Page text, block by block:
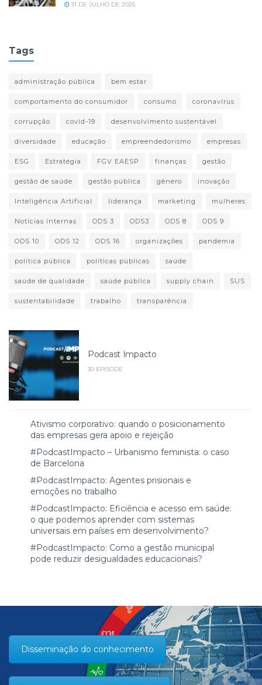
31 DE JULHO DE 2025
Tags
administração pública bem estar
comportamento do consumidor consumo coronavírus
corrupção covid-19 desenvolvimento sustentável
diversidade educação empreendedorismo empresas
ESG Estratégia FGV EAESP finanças gestão
gestão de saúde gestão pública gênero inovação
Inteligência Artificial liderança marketing mulheres
Notícias internas ODS 3 ODS3 ODS 8 ODS 9
ODS 10 ODS 12 ODS 16 organizações pandemia
política pública políticas públicas saúde
saúde de qualidade saúde pública supply chain SUS
sustentabilidade trabalho transparência
Podcast Impacto
30 EPISODE
Ativismo corporativo: quando o posicionamento
das empresas gera apoio e rejeição
#PodcastImpacto – Urbanismo feminista: o caso
de Barcelona
#PodcastImpacto: Agentes prisionais e
emoções no trabalho
#PodcastImpacto: Eficiência e acesso em saúde:
o que podemos aprender com sistemas
universais em países em desenvolvimento?
#PodcastImpacto: Como a gestão municipal
pode reduzir desigualdades educacionais?
Disseminação do conhecimento